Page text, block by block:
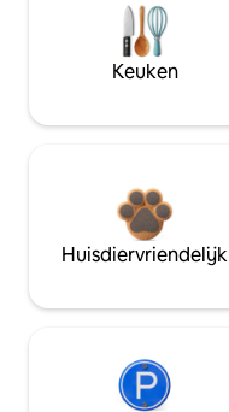
Keuken
Huisdiervriendelijk